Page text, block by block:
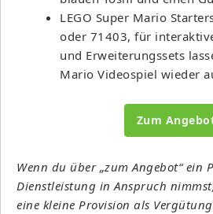
LEGO Super Mario
oder 71403, für
und Erweiterungssets
Mario Videospiel wieder
Zum
Wenn du über „zum Angebot“ ein
Dienstleistung in Anspruch
eine kleine Provision als